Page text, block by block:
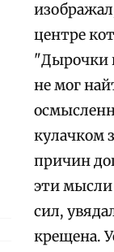
центре
"Дырочки
не мог
кулачком
причин
эти
сил,
крещена.